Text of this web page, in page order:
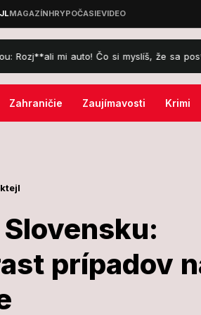
mi auto! Čo si myslíš, že sa pos**em?!
Zahraničie Zaujímavosti Krimi
prípadov
na